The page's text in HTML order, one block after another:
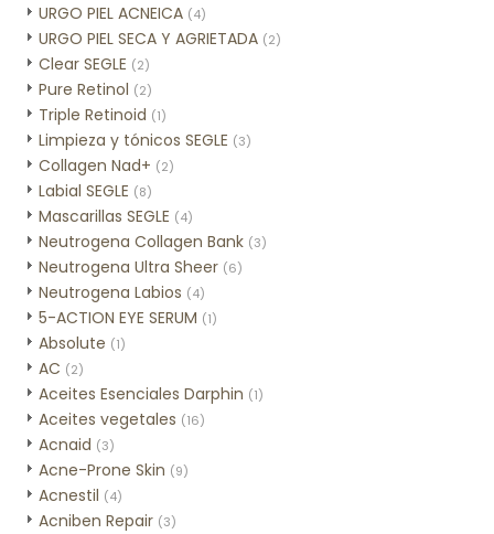
URGO PIEL ACNEICA (4)
URGO PIEL SECA Y AGRIETADA (2)
Clear SEGLE (2)
Pure Retinol (2)
Triple Retinoid (1)
Limpieza y tónicos SEGLE (3)
Collagen Nad+ (2)
Labial SEGLE (8)
Mascarillas SEGLE (4)
Neutrogena Collagen Bank (3)
Neutrogena Ultra Sheer (6)
Neutrogena Labios (4)
5-ACTION EYE SERUM (1)
Absolute (1)
AC (2)
Aceites Esenciales Darphin (1)
Aceites vegetales (16)
Acnaid (3)
Acne-Prone Skin (9)
Acnestil (4)
Acniben Repair (3)